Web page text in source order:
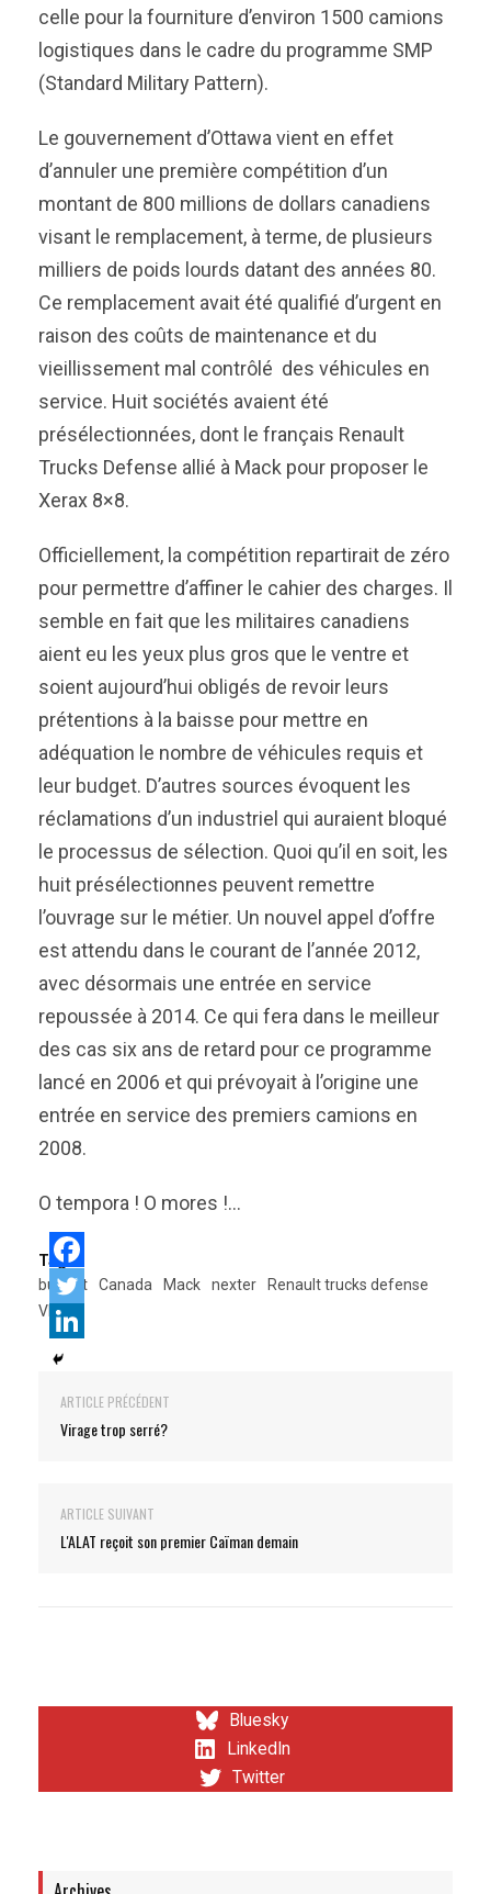
celle pour la fourniture d’environ 1500 camions
logistiques dans le cadre du programme SMP
(Standard Military Pattern).
Le gouvernement d’Ottawa vient en effet
d’annuler une première compétition d’un
montant de 800 millions de dollars canadiens
visant le remplacement, à terme, de plusieurs
milliers de poids lourds datant des années 80.
Ce remplacement avait été qualifié d’urgent en
raison des coûts de maintenance et du
vieillissement mal contrôlé des véhicules en
service. Huit sociétés avaient été
présélectionnées, dont le français Renault
Trucks Defense allié à Mack pour proposer le
Xerax 8×8.
Officiellement, la compétition repartirait de zéro
pour permettre d’affiner le cahier des charges. Il
semble en fait que les militaires canadiens
aient eu les yeux plus gros que le ventre et
soient aujourd’hui obligés de revoir leurs
prétentions à la baisse pour mettre en
adéquation le nombre de véhicules requis et
leur budget. D’autres sources évoquent les
réclamations d’un industriel qui auraient bloqué
le processus de sélection. Quoi qu’il en soit, les
huit présélectionnes peuvent remettre
l’ouvrage sur le métier. Un nouvel appel d’offre
est attendu dans le courant de l’année 2012,
avec désormais une entrée en service
repoussée à 2014. Ce qui fera dans le meilleur
des cas six ans de retard pour ce programme
lancé en 2006 et qui prévoyait à l’origine une
entrée en service des premiers camions en
2008.
O tempora ! O mores !…
Tags:
budget
Canada Mack nexter
Renault trucks defense
VBCI
ARTICLE PRÉCÉDENT
Virage trop serré?
ARTICLE SUIVANT
L'ALAT reçoit son premier Caïman demain
Bluesky
LinkedIn
Twitter